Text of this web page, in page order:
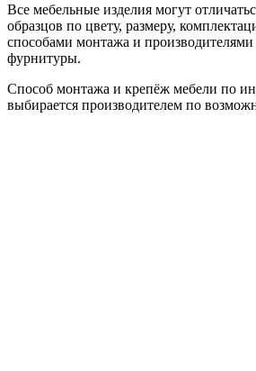
Все мебельные изделия могут
образцов по цвету, размеру,
способами монтажа и
фурнитуры.
Способ монтажа и крепёж мебели по
выбирается производителем по